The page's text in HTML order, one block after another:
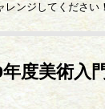
レンジしてください！
度美術入